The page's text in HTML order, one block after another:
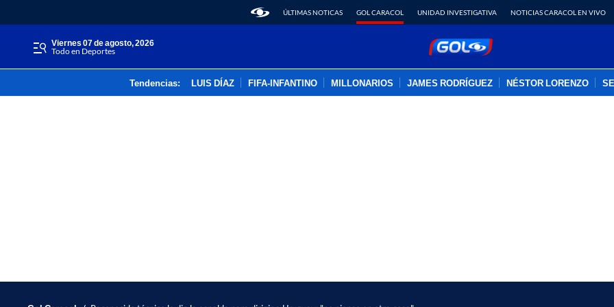
ÚLTIMAS NOTICAS GOL CARACOL UNIDAD INVESTIGATIVA NOTICIAS CARACOL EN VIVO
viernes 07 de agosto, 2026
Todo en Deportes
Tendencias: LUIS DÍAZ FIFA-INFANTINO MILLONARIOS JAMES RODRÍGUEZ NÉSTOR LORENZO